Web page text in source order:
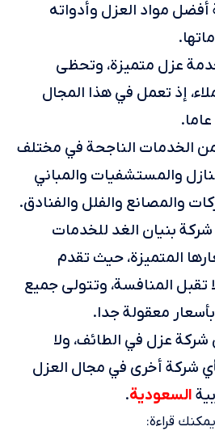
مواد العزل وأدواته
عزل متميزة، وتحظى
إذ تعمل في هذا المجال
الخدمات الناجحة في مختلف
والمستشفيات والمباني
والمصانع والفلل والفنادق.
بنيان الغد للخدمات
المتميزة، حيث تقدم
تقبل المنافسة، وتتولى جميع
معقولة جدا.
شركة عزل في الطائف، ولا
شركة أخرى في مجال العزل
السعودية.
يمكنك قراءة: